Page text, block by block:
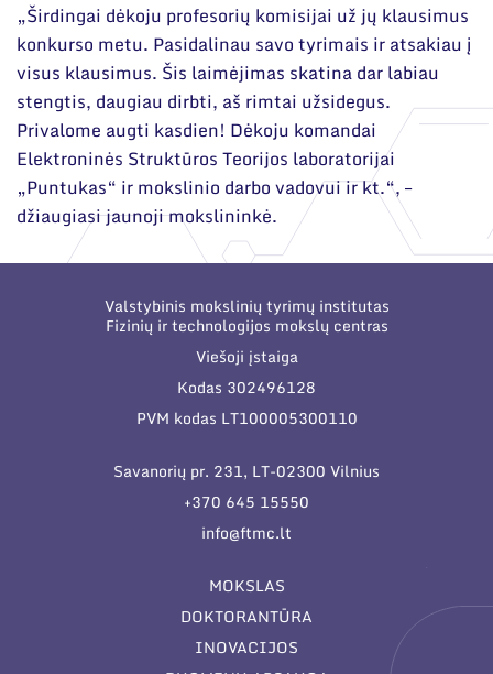
„Širdingai dėkoju profesorių komisijai už jų klausimus
konkurso metu. Pasidalinau savo tyrimais ir atsakiau į
visus klausimus. Šis laimėjimas skatina dar labiau
stengtis, daugiau dirbti, aš rimtai užsidegus.
Privalome augti kasdien! Dėkoju komandai
Elektroninės Struktūros Teorijos laboratorijai
„Puntukas“ ir mokslinio darbo vadovui ir kt.“, –
džiaugiasi jaunoji mokslininkė.
Valstybinis mokslinių tyrimų institutas
Fizinių ir technologijos mokslų centras
Viešoji įstaiga
Kodas 302496128
PVM kodas LT100005300110
Savanorių pr. 231, LT-02300 Vilnius
+370 645 15550
info@ftmc.lt
MOKSLAS
DOKTORANTŪRA
INOVACIJOS